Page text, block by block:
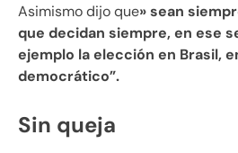
Asimismo dijo que» sean
que decidan siempre, en ese
ejemplo la elección en Brasil,
democrático”.
Sin queja